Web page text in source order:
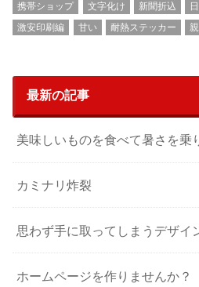
携帯ショップ
文字化け 新聞折込
激安印刷編
甘い 耐熱ステッカー
最新の記事
美味しいものを食べて暑さを乗
カミナリ炸裂
思わず手に取ってしまうデザイ
ホームページを作りませんか？